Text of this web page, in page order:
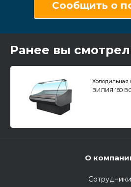
Сообщить о
Ранее вы
Холодильная
ВИЛИЯ 180
О
Сотрудники